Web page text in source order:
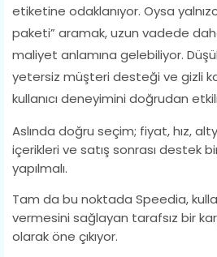
etiketine odaklanıyor. Oysa
paketi” aramak, uzun vadede
maliyet anlamına gelebiliyor.
yetersiz müşteri desteği ve gizli
kullanıcı deneyimini doğrudan
Aslında doğru seçim; fiyat, hız,
içerikleri ve satış sonrası destek
yapılmalı.
Tam da bu noktada Speedia,
vermesini sağlayan tarafsız bir
olarak öne çıkıyor.